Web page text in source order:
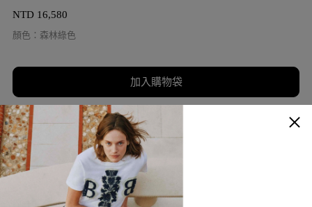
NTD 16,580
顏色 ： 森林綠色
加入購物袋
加入願望清單